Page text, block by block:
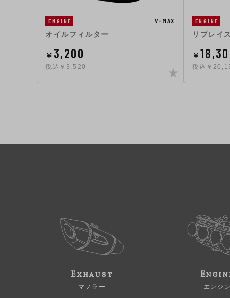
ENGINE V-MAX
オイルフィルター
￥ 3,200
税込￥3,520
ENGINE
リプレイ
￥
税込￥
Exhaust
マフラー エンジン